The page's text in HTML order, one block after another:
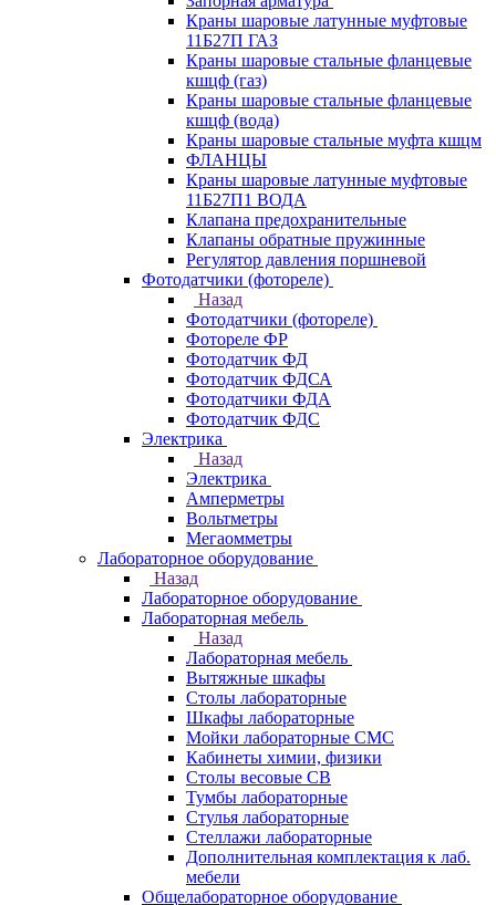
Краны шаровые латунные муфтовые
11Б27П ГАЗ
Краны шаровые стальные фланцевые
кшцф (газ)
Краны шаровые стальные фланцевые
кшцф (вода)
Краны шаровые стальные муфта кшцм
ФЛАНЦЫ
Краны шаровые латунные муфтовые
11Б27П1 ВОДА
Клапана предохранительные
Клапаны обратные пружинные
Регулятор давления поршневой
Фотодатчики (фотореле)
Назад
Фотодатчики (фотореле)
Фотореле ФР
Фотодатчик ФД
Фотодатчик ФДСА
Фотодатчики ФДА
Фотодатчик ФДС
Электрика
Назад
Электрика
Амперметры
Вольтметры
Мегаомметры
Лабораторное оборудование
Назад
Лабораторное оборудование
Лабораторная мебель
Назад
Лабораторная мебель
Вытяжные шкафы
Столы лабораторные
Шкафы лабораторные
Мойки лабораторные СМС
Кабинеты химии, физики
Столы весовые СВ
Тумбы лабораторные
Стулья лабораторные
Стеллажи лабораторные
Дополнительная комплектация к лаб.
мебели
Общелабораторное оборудование